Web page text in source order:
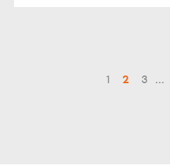
1 2 3 …